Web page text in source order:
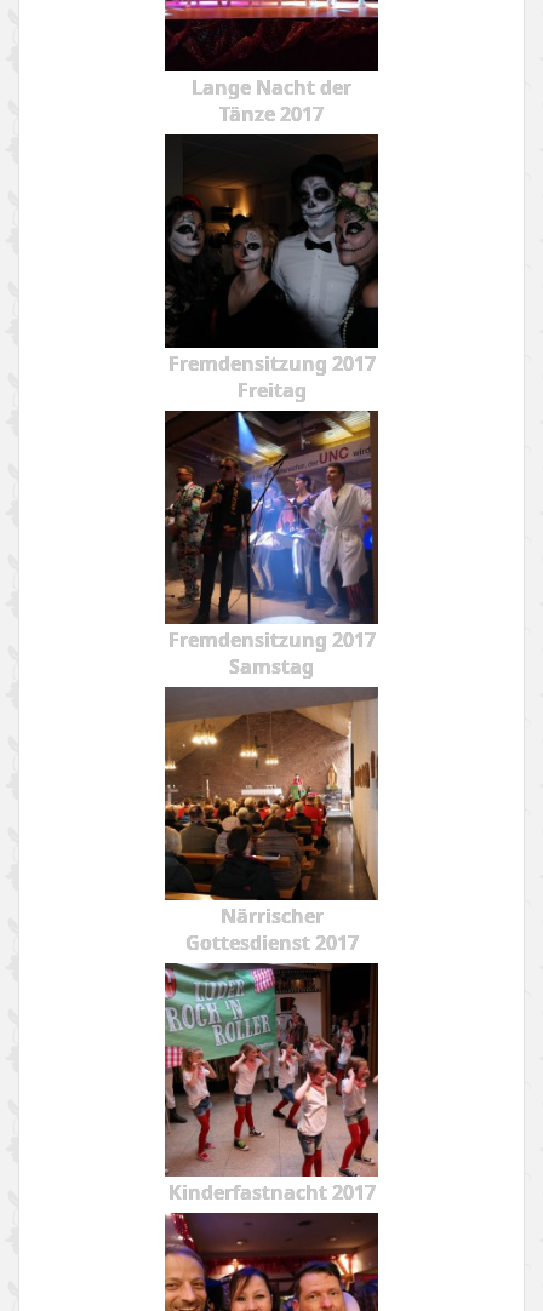
Lange Nacht der
Tänze 2017
Fremdensitzung 2017
Freitag
Fremdensitzung 2017
Samstag
Närrischer
Gottesdienst 2017
Kinderfastnacht 2017